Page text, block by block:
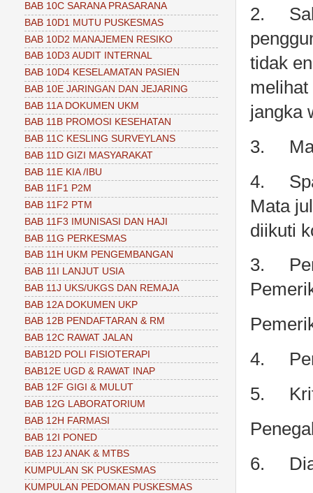
2.
tidak
melihat
jangka
3.
4.
Mata
diikuti
3.
4.
5.
6.
BAB 10C SARANA PRASARANA
BAB 10D1 MUTU PUSKESMAS
BAB 10D2 MANAJEMEN RESIKO
BAB 10D3 AUDIT INTERNAL
BAB 10D4 KESELAMATAN PASIEN
BAB 10E JARINGAN DAN JEJARING
BAB 11A DOKUMEN UKM
BAB 11B PROMOSI KESEHATAN
BAB 11C KESLING SURVEYLANS
BAB 11D GIZI MASYARAKAT
BAB 11E KIA /IBU
BAB 11F1 P2M
BAB 11F2 PTM
BAB 11F3 IMUNISASI DAN HAJI
BAB 11G PERKESMAS
BAB 11H UKM PENGEMBANGAN
BAB 11I LANJUT USIA
BAB 11J UKS/UKGS DAN REMAJA
BAB 12A DOKUMEN UKP
BAB 12B PENDAFTARAN & RM
BAB 12C RAWAT JALAN
BAB12D POLI FISIOTERAPI
BAB12E UGD & RAWAT INAP
BAB 12F GIGI & MULUT
BAB 12G LABORATORIUM
BAB 12H FARMASI
BAB 12I PONED
BAB 12J ANAK & MTBS
KUMPULAN SK PUSKESMAS
KUMPULAN PEDOMAN PUSKESMAS